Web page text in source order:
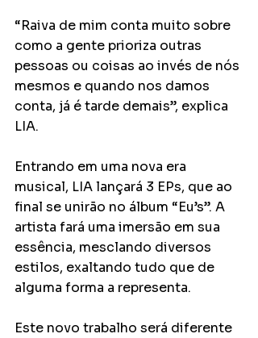
“Raiva de mim conta muito sobre
como a gente prioriza outras
pessoas ou coisas ao invés de nós
mesmos e quando nos damos
conta, já é tarde demais”, explica
LIA.
Entrando em uma nova era
musical, LIA lançará 3 EPs, que ao
final se unirão no álbum “Eu’s”. A
artista fará uma imersão em sua
essência, mesclando diversos
estilos, exaltando tudo que de
alguma forma a representa.
Este novo trabalho será diferente